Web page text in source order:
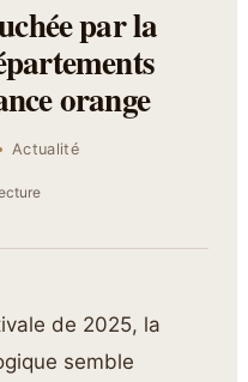
par la
orange
Actualité
de 2025, la
semble